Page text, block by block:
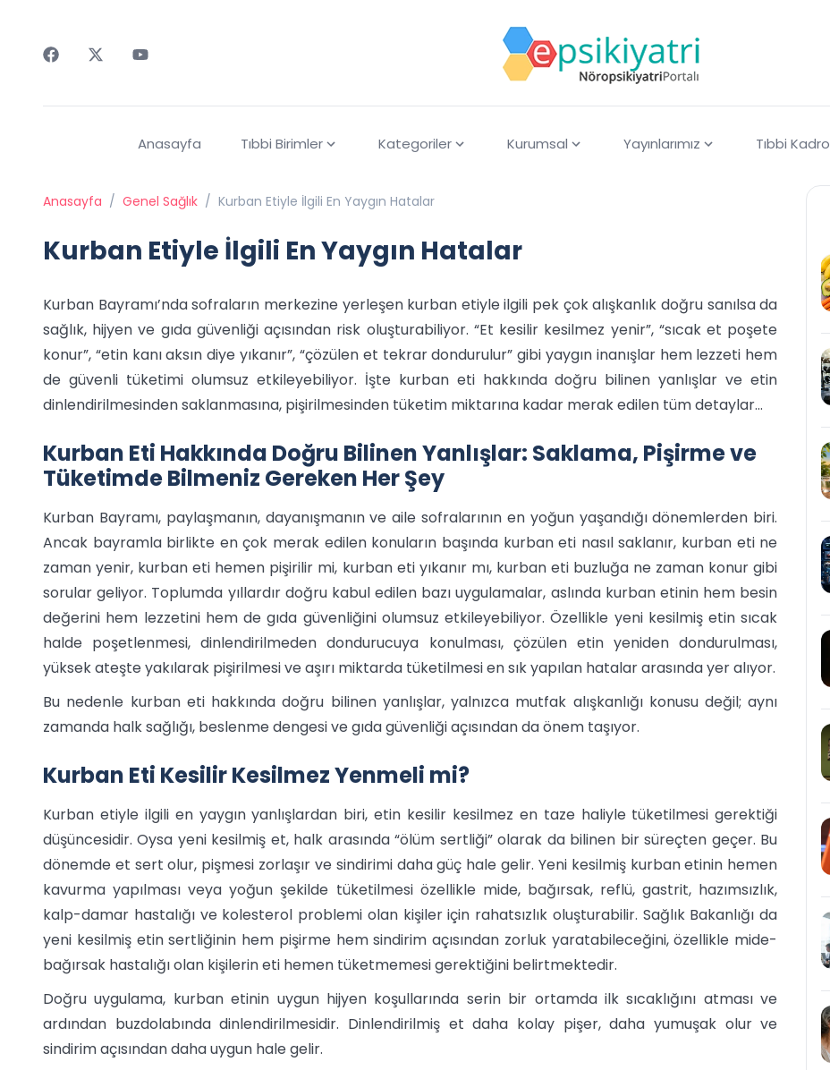
Anasayfa Tıbbi Birimler Kategoriler Kurumsal Yayınlarımız Tıbbi Kadro
Anasayfa / Genel Sağlık / Kurban Etiyle İlgili En Yaygın Hatalar
Kurban Etiyle İlgili En Yaygın Hatalar
Kurban Bayramı’nda sofraların merkezine yerleşen kurban etiyle ilgili pek çok alışkanlık doğru sanılsa da
sağlık, hijyen ve gıda güvenliği açısından risk oluşturabiliyor. “Et kesilir kesilmez yenir”, “sıcak et poşete
konur”, “etin kanı aksın diye yıkanır”, “çözülen et tekrar dondurulur” gibi yaygın inanışlar hem lezzeti hem
de güvenli tüketimi olumsuz etkileyebiliyor. İşte kurban eti hakkında doğru bilinen yanlışlar ve etin
dinlendirilmesinden saklanmasına, pişirilmesinden tüketim miktarına kadar merak edilen tüm detaylar…
Kurban Eti Hakkında Doğru Bilinen Yanlışlar: Saklama, Pişirme ve
Tüketimde Bilmeniz Gereken Her Şey
Kurban Bayramı, paylaşmanın, dayanışmanın ve aile sofralarının en yoğun yaşandığı dönemlerden biri.
Ancak bayramla birlikte en çok merak edilen konuların başında kurban eti nasıl saklanır, kurban eti ne
zaman yenir, kurban eti hemen pişirilir mi, kurban eti yıkanır mı, kurban eti buzluğa ne zaman konur gibi
sorular geliyor. Toplumda yıllardır doğru kabul edilen bazı uygulamalar, aslında kurban etinin hem besin
değerini hem lezzetini hem de gıda güvenliğini olumsuz etkileyebiliyor. Özellikle yeni kesilmiş etin sıcak
halde poşetlenmesi, dinlendirilmeden dondurucuya konulması, çözülen etin yeniden dondurulması,
yüksek ateşte yakılarak pişirilmesi ve aşırı miktarda tüketilmesi en sık yapılan hatalar arasında yer alıyor.
Bu nedenle kurban eti hakkında doğru bilinen yanlışlar, yalnızca mutfak alışkanlığı konusu değil; aynı
zamanda halk sağlığı, beslenme dengesi ve gıda güvenliği açısından da önem taşıyor.
Kurban Eti Kesilir Kesilmez Yenmeli mi?
Kurban etiyle ilgili en yaygın yanlışlardan biri, etin kesilir kesilmez en taze haliyle tüketilmesi gerektiği
düşüncesidir. Oysa yeni kesilmiş et, halk arasında “ölüm sertliği” olarak da bilinen bir süreçten geçer. Bu
dönemde et sert olur, pişmesi zorlaşır ve sindirimi daha güç hale gelir. Yeni kesilmiş kurban etinin hemen
kavurma yapılması veya yoğun şekilde tüketilmesi özellikle mide, bağırsak, reflü, gastrit, hazımsızlık,
kalp-damar hastalığı ve kolesterol problemi olan kişiler için rahatsızlık oluşturabilir. Sağlık Bakanlığı da
yeni kesilmiş etin sertliğinin hem pişirme hem sindirim açısından zorluk yaratabileceğini, özellikle mide-
bağırsak hastalığı olan kişilerin eti hemen tüketmemesi gerektiğini belirtmektedir.
Doğru uygulama, kurban etinin uygun hijyen koşullarında serin bir ortamda ilk sıcaklığını atması ve
ardından buzdolabında dinlendirilmesidir. Dinlendirilmiş et daha kolay pişer, daha yumuşak olur ve
sindirim açısından daha uygun hale gelir.